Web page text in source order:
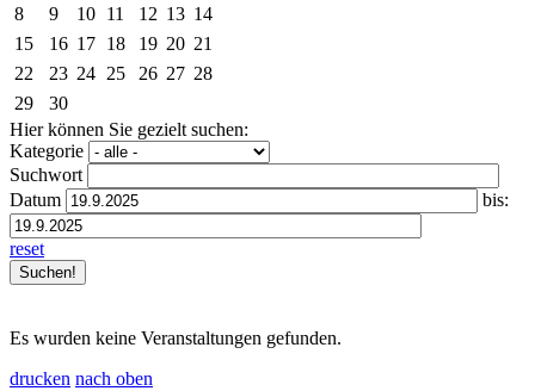
8
9 10 11 12 13 14
15
16 17 18 19 20 21
22
23 24 25 26 27 28
29
30
Hier können Sie gezielt suchen:
Kategorie
Suchwort
Datum
bis:
reset
Es wurden keine Veranstaltungen gefunden.
drucken nach oben